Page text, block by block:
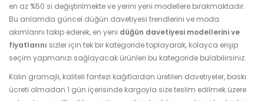
en az %50 si değiştirilmekte ve yerini yeni modellere bırakmaktadır.
Bu anlamda güncel düğün davetiyesi trendlerini ve moda
akımlarını takip ederek, en yeni düğün davetiyesi modellerini ve
fiyatlarını sizler için tek bir kategoride toplayarak, kolayca erişip
seçim yapmanızı sağlayacak ürünleri bu kategoride bulabilirsiniz.
Kalın gramajlı, kaliteli fantezi kağıtlardan üretilen davetiyeler, baskı
ücreti olmadan 1 gün içerisinde kargoyla size teslim edilmek üzere